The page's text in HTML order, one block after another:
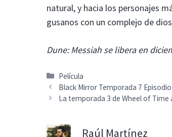
natural, y hacia los personajes
gusanos con un complejo de
Dune: Messiah se libera en
Categorías
Película
Black Mirror Temporada 7
La temporada 3 de Wheel of
Raúl Martínez